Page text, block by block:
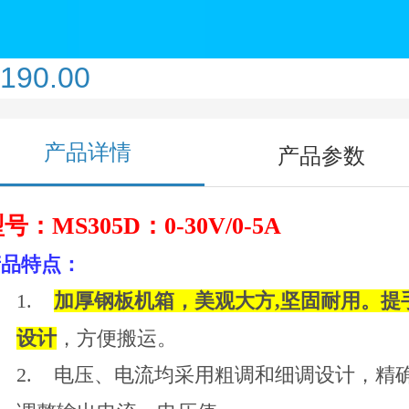
产品详情 产品参数
：MS305D：0-30V/0-5A
特点：
1.
加厚钢板机箱，美观大方,坚固耐用。提
设计，方便搬运。
2.
电压、电流均采用粗调和细调设计，精